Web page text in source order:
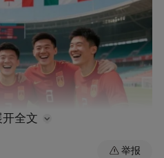
开全文
举报